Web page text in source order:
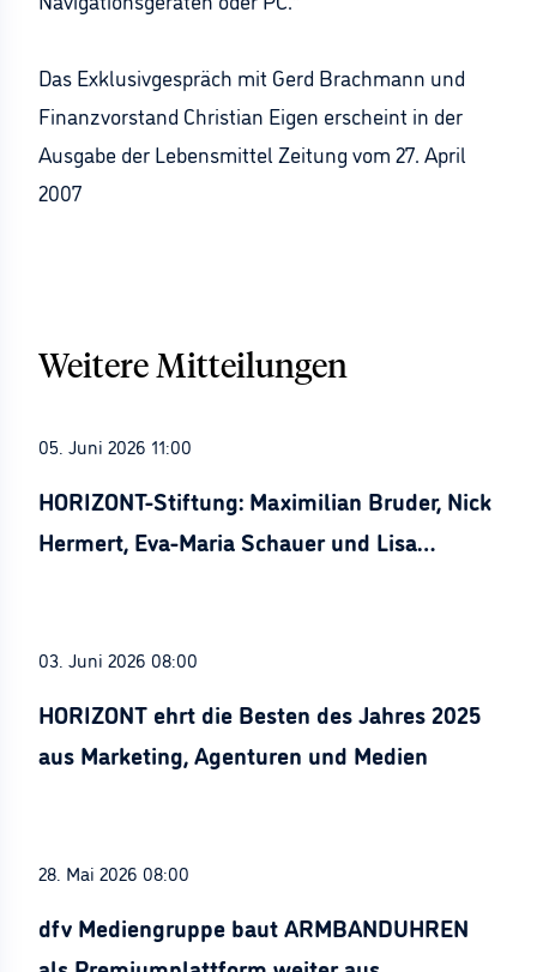
Das Exklusivgespräch mit Gerd Brachmann und
Finanzvorstand Christian Eigen erscheint in der
Ausgabe der Lebensmittel Zeitung vom 27. April
2007
Weitere Mitteilungen
05. Juni 2026 11:00
HORIZONT-Stiftung: Maximilian Bruder, Nick
Hermert, Eva-Maria Schauer und Lisa
03. Juni 2026 08:00
HORIZONT ehrt die Besten des Jahres 2025
aus Marketing, Agenturen und Medien
28. Mai 2026 08:00
dfv Mediengruppe baut ARMBANDUHREN